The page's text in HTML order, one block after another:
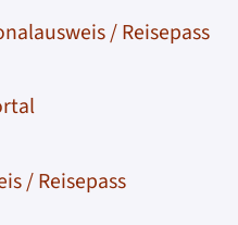
/ Reisepass
/ Reisepass